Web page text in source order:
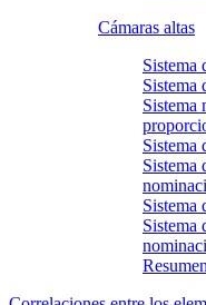
Cámaras altas
Sistema
Sistema
Sistema
Sistema
Sistema
Sistema
Sistema